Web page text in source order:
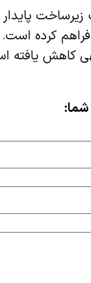
زیرساخت
فراهم کرده
کاهش یافته
شما: